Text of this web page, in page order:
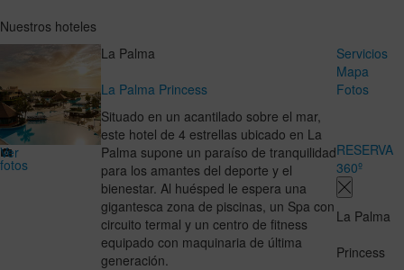
Nuestros hoteles
Ver
fotos
La Palma
La Palma Princess
Situado en un acantilado sobre el mar,
este hotel de 4 estrellas ubicado en La
Palma supone un paraíso de tranquilidad
para los amantes del deporte y el
bienestar. Al huésped le espera una
gigantesca zona de piscinas, un Spa con
circuito termal y un centro de fitness
equipado con maquinaria de última
generación.
Servicios
Mapa
Fotos
RESERVA
360º
La Palma
Princess